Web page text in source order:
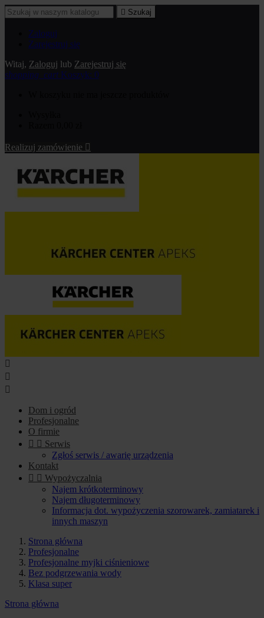
 Szukaj
Zaloguj
Zarejestruj się
Witaj, Zaloguj lub Zarejestruj się
shopping_cart Koszyk: 0
Realizuj zamówienie 



Dom i ogród
Profesjonalne
O firmie
  Serwis
Zgłoś serwis / awarię urządzenia
Kontakt
  Wypożyczalnia
Najem krótkoterminowy
Najem długoterminowy
Informacja dot. wypożyczenia szorowarek, zamiatarek i
innych maszyn
Strona główna
Profesjonalne
Profesjonalne myjki ciśnieniowe
Bez podgrzewania wody
Klasa super
Strona główna